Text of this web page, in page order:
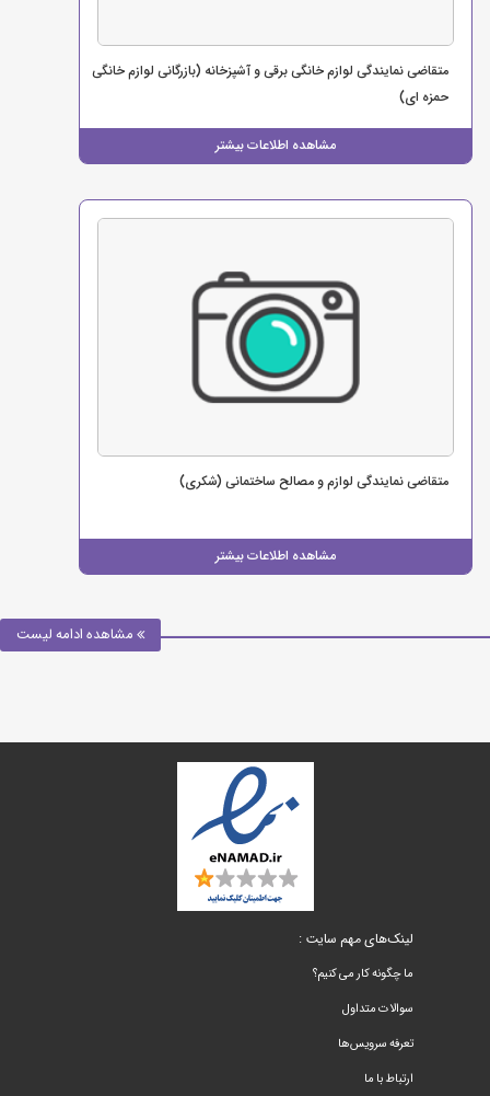
مشاهده اطلاعات بیشتر
متقاضی نمایندگی لوازم خانگی برقی و آشپزخانه (بازرگانی لوازم خانگی
حمزه ای)
مشاهده اطلاعات بیشتر
متقاضی نمایندگی لوازم و مصالح ساختمانی (شکری)
مشاهده ادامه لیست
لینک‌های مهم سایت :
ما چگونه کار می کنیم؟
سوالات متداول
تعرفه سرویس‌ها
ارتباط با ما